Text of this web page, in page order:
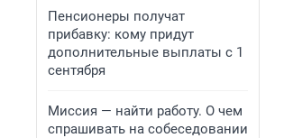
Пенсионеры получат
прибавку: кому придут
дополнительные выплаты с 1
сентября
Миссия — найти работу. О чем
спрашивать на собеседовании